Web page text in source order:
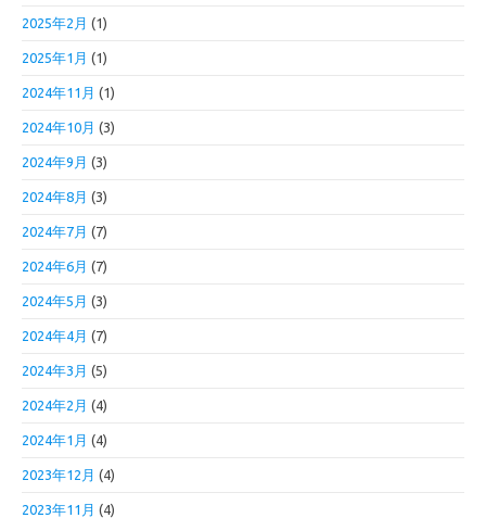
2025年2月 (1)
2025年1月 (1)
2024年11月 (1)
2024年10月 (3)
2024年9月 (3)
2024年8月 (3)
2024年7月 (7)
2024年6月 (7)
2024年5月 (3)
2024年4月 (7)
2024年3月 (5)
2024年2月 (4)
2024年1月 (4)
2023年12月 (4)
2023年11月 (4)